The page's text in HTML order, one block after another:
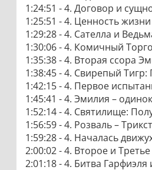
1:24:51 - 4. Договор и
1:25:51 - 4. Ценность
1:29:28 - 4. Сателла и
1:30:06 - 4. Комичный
1:35:38 - 4. Вторая ссора
1:38:45 - 4. Свирепый
1:42:15 - 4. Первое
1:45:41 - 4. Эмилия –
1:52:14 - 4. Святилище:
1:56:59 - 4. Розваль –
1:59:28 - 4. Началась
2:00:02 - 4. Второе и
2:01:18 - 4. Битва